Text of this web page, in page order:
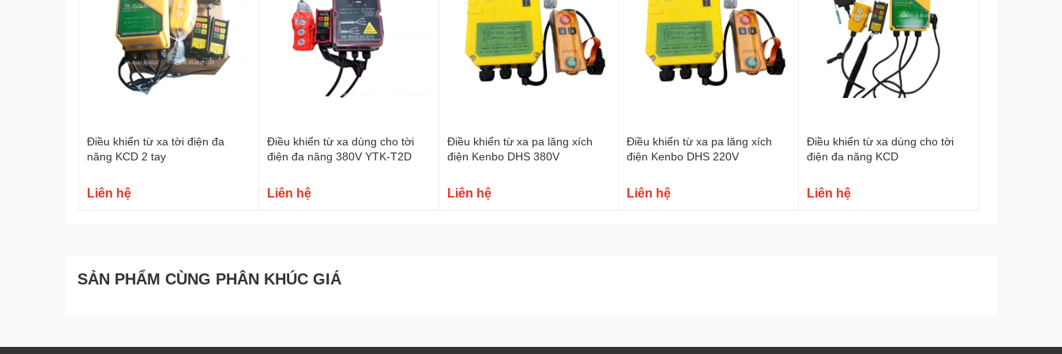
lượng cao thì mới sử dụng hiệu quả và lâu bền
Hình ảnh Điều khiển từ xa Bison cho bộ tời và con chạy
Video Điều khiển từ xa Bison cho bộ tời và con chạy
Điều khiển từ xa tời điện đa
năng KCD 2 tay
Liên hệ
Điều khiển từ xa dùng cho tời
điện đa năng 380V YTK-T2D
Liên hệ
Điều khiển từ xa pa lăng xích
điện Kenbo DHS 380V
Liên hệ
Điều khiển từ xa pa lăng xích
điện Kenbo DHS 220V
Liên hệ
Điều khiển từ xa dùng cho tời
điện đa năng KCD
Liên hệ
SẢN PHẨM CÙNG PHÂN KHÚC GIÁ